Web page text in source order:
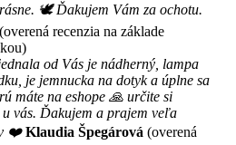
🕊 Ďakujem Vám za ochotu.
(overená recenzia na základe
od Vás je nádherný, lampa
je jemnucka na dotyk a úplne sa
máte na eshope 🙏 určite si
u vás. Ďakujem a prajem veľa
❤️ Klaudia Špegárová (overená